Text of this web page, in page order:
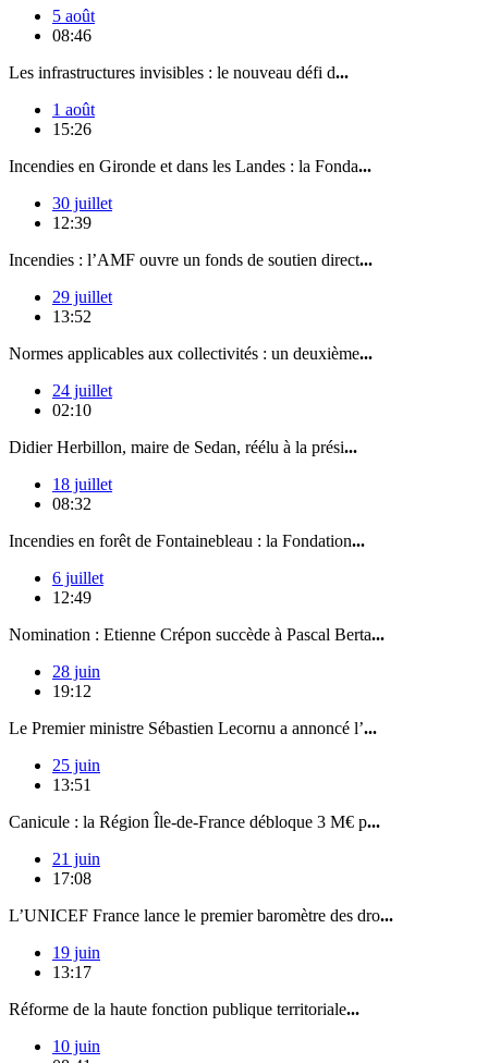
5 août
08:46
Les infrastructures invisibles : le nouveau défi d...
1 août
15:26
Incendies en Gironde et dans les Landes : la Fonda...
30 juillet
12:39
Incendies : l’AMF ouvre un fonds de soutien direct...
29 juillet
13:52
Normes applicables aux collectivités : un deuxième...
24 juillet
02:10
Didier Herbillon, maire de Sedan, réélu à la prési...
18 juillet
08:32
Incendies en forêt de Fontainebleau : la Fondation...
6 juillet
12:49
Nomination : Etienne Crépon succède à Pascal Berta...
28 juin
19:12
Le Premier ministre Sébastien Lecornu a annoncé l’...
25 juin
13:51
Canicule : la Région Île-de-France débloque 3 M€ p...
21 juin
17:08
L’UNICEF France lance le premier baromètre des dro...
19 juin
13:17
Réforme de la haute fonction publique territoriale...
10 juin